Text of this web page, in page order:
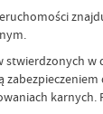
stwierdzonych
karnych.